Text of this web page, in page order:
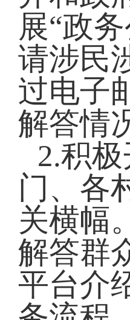
展“政
请涉民
过电子
解答情
2.积
门、各
关横幅
解答群
平台介